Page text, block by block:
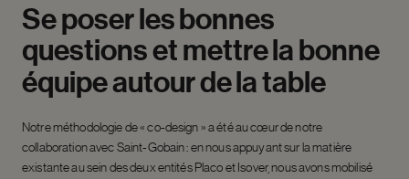
Seposerlesbonnes
questionsetmettrelabonne
équipeautourdelatable
Notre méthodologie de « co-design » a été au cœur de notre
collaboration avec Saint-Gobain : en nous appuyant sur la matière
existante au sein des deux entités Placo et Isover, nous avons mobilisé